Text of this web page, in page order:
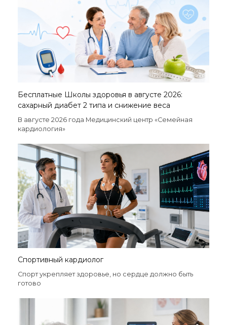
Бесплатные Школы здоровья в августе 2026:
сахарный диабет 2 типа и снижение веса
В августе 2026 года Медицинский центр «Семейная
кардиология»
Спортивный кардиолог
Спорт укрепляет здоровье, но сердце должно быть
готово